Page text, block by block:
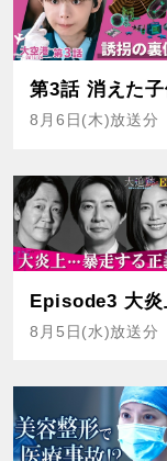
第3話 消えた子
8月6日(木)放送分
Episode3 大
8月5日(水)放送分